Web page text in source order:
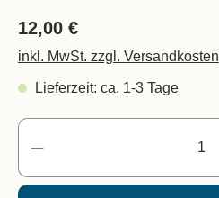
12,00 €
inkl. MwSt. zzgl. Versandkosten
Lieferzeit: ca. 1-3 Tage